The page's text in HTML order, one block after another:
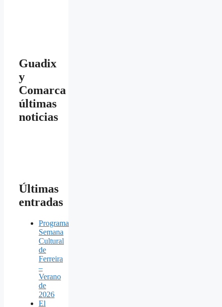
Guadix
y
Comarca
últimas
noticias
Últimas
entradas
Programa
Semana
Cultural
de
Ferreira
–
Verano
de
2026
El